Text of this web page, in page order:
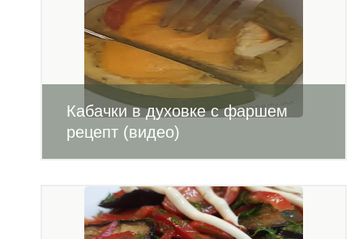
Кабачки в духовке с фаршем
рецепт (видео)